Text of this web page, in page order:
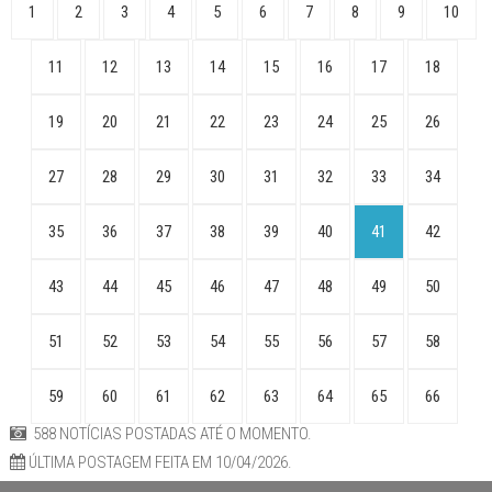
1 2 3 4 5 6 7 8 9 10
11 12 13 14 15 16 17 18
19 20 21 22 23 24 25 26
27 28 29 30 31 32 33 34
35 36 37 38 39 40 41 42
43 44 45 46 47 48 49 50
51 52 53 54 55 56 57 58
59 60 61 62 63 64 65
66
588 NOTÍCIAS POSTADAS ATÉ O MOMENTO.
ÚLTIMA POSTAGEM FEITA EM 10/04/2026.